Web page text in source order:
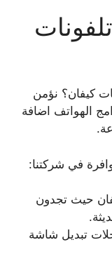
كيفان؟ نؤمن
الهواتف اضافة
في شركتنا:
حيث تجدون
تبديل شاشة